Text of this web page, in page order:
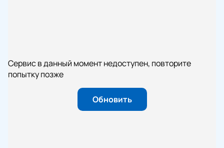
Сервис в данный момент недоступен, повторите
попытку позже
Обновить